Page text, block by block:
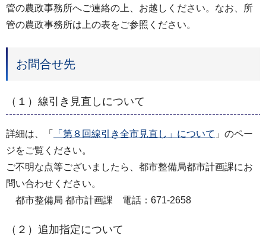
管の農政事務所へご連絡の上、お越しください。なお、所
管の農政事務所は上の表をご参照ください。
お問合せ先
（１）線引き見直しについて
詳細は、「 「第８回線引き全市見直し」について 」のペー
ジをご覧ください。
ご不明な点等ございましたら、都市整備局都市計画課にお
問い合わせください。
都市整備局 都市計画課 電話：671-2658
（２）追加指定について